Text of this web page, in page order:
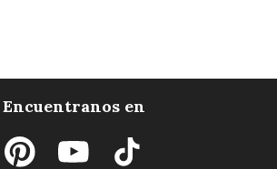
Encuentranos en